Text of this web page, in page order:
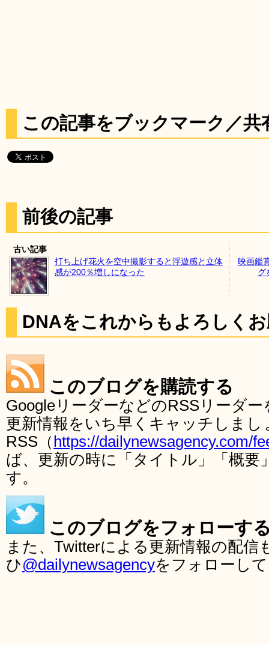
この記事をブックマーク／共
前後の記事
古い記事
打ち上げ花火を空中撮影すると浮遊感と立体
感が200％増しになった
映画鑑
グ
DNAをこれからもよろしく
このブログを購読する
GoogleリーダーなどのRSSリーダ
更新情報をいち早くキャッチしま
RSS（ https://dailynewsagency.com/
ば、更新の時に「タイトル」「概要
す。
このブログをフォローす
また、Twitterによる更新情報の配
ひ@dailynewsagencyをフォローし